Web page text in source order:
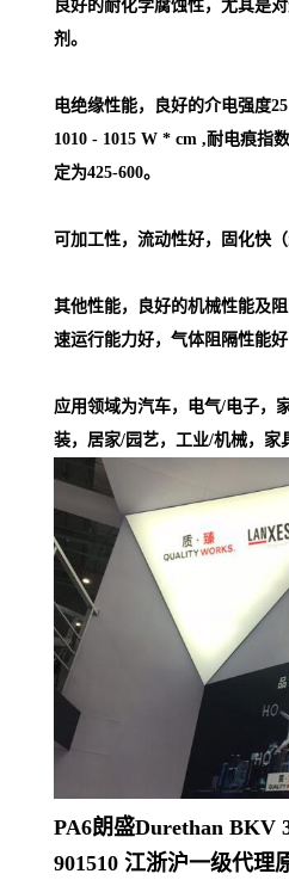
良好的耐化学腐蚀性，尤其是
剂。
电绝缘性能，良好的介电强度
1010 - 1015 W * cm ,耐电痕指
定为425-600。
可加工性，流动性好，固化快（
其他性能，良好的机械性能及
速运行能力好，气体阻隔性能好
应用领域为汽车，电气/电子，
装，居家/园艺，工业/机械，家
PA6朗盛Durethan BKV
901510 江浙沪一级代理